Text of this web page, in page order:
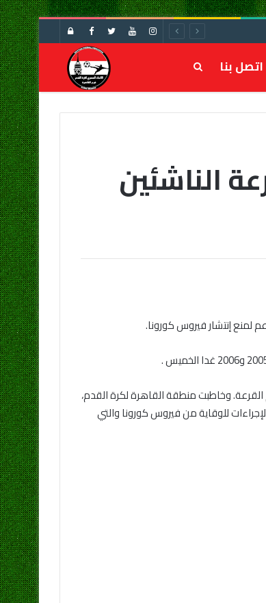
تسجيل
اتصل بنا بحث
عن
الناشئين
وخاطبت منطقة القاهرة لكرة القدم،
للوقاية من فيروس كورونا والتي